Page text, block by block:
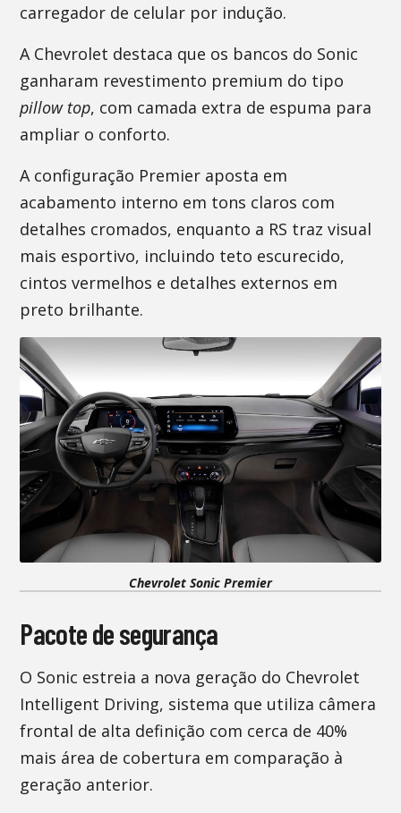
carregador de celular por indução.
A Chevrolet destaca que os bancos do Sonic
ganharam revestimento premium do tipo
pillow top, com camada extra de espuma para
ampliar o conforto.
A configuração Premier aposta em
acabamento interno em tons claros com
detalhes cromados, enquanto a RS traz visual
mais esportivo, incluindo teto escurecido,
cintos vermelhos e detalhes externos em
preto brilhante.
Chevrolet Sonic Premier
Pacote de segurança
O Sonic estreia a nova geração do Chevrolet
Intelligent Driving, sistema que utiliza câmera
frontal de alta definição com cerca de 40%
mais área de cobertura em comparação à
geração anterior.